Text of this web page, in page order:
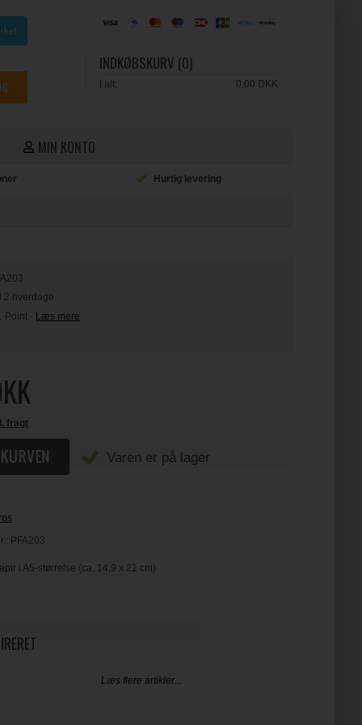
INDKØBSKURV (0)
I alt: 0,00 DKK
MIN KONTO
Hurtig levering
2 hverdage
Point - Læs mere
fragt
Varen er på lager
PFA203
i A5-størrelse (ca. 14,9 x 21 cm)
Læs flere artikler...